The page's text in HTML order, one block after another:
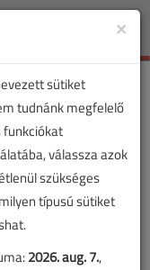
Toggle
×
sütiket
tudnánk megfelelő
funkciókat
válassza azok
szükséges
típusú sütiket
2026. aug. 7.,